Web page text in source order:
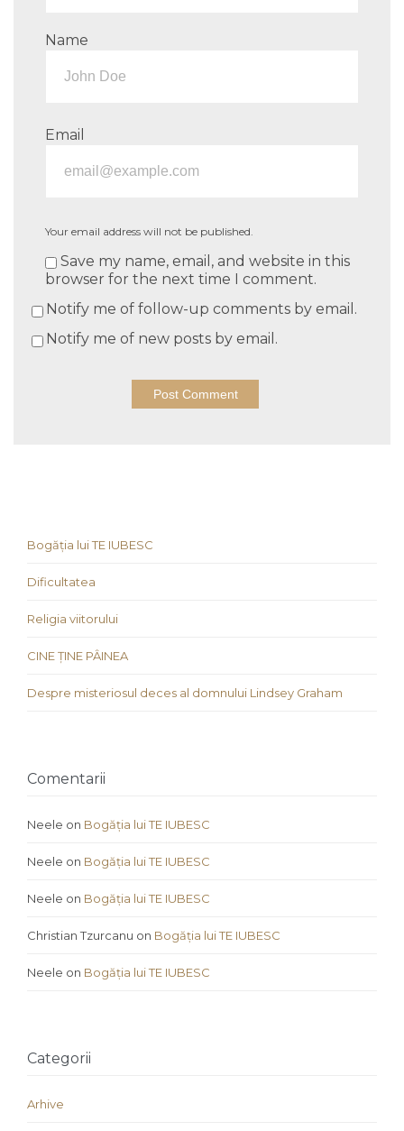
Name
Email
Your email address will not be published.
Save my name, email, and website in this
browser for the next time I comment.
Notify me of follow-up comments by email.
Notify me of new posts by email.
Bogăția lui TE IUBESC
Dificultatea
Religia viitorului
CINE ȚINE PÂINEA
Despre misteriosul deces al domnului Lindsey Graham
Comentarii
Neele on Bogăția lui TE IUBESC
Neele on Bogăția lui TE IUBESC
Neele on Bogăția lui TE IUBESC
Christian Tzurcanu on Bogăția lui TE IUBESC
Neele on Bogăția lui TE IUBESC
Categorii
Arhive